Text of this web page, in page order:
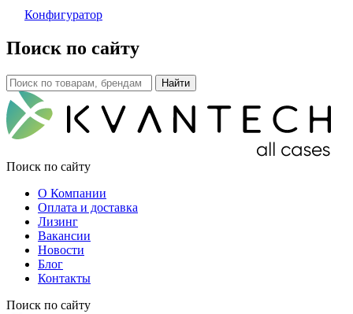
Конфигуратор
Поиск по сайту
Поиск по сайту
О Компании
Оплата и доставка
Лизинг
Вакансии
Новости
Блог
Контакты
Поиск по сайту